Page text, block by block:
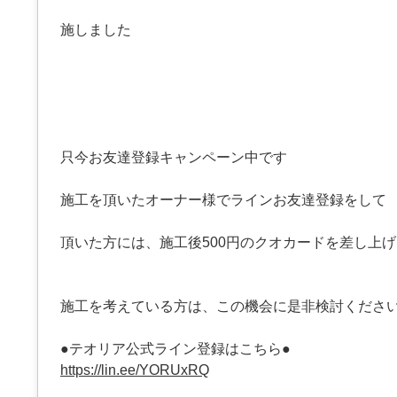
施しました
只今お友達登録キャンペーン中です
施工を頂いたオーナー様でラインお友達登録をして
頂いた方には、施工後500円のクオカードを差し上
施工を考えている方は、この機会に是非検討くださ
●テオリア公式ライン登録はこちら●
https://lin.ee/YORUxRQ